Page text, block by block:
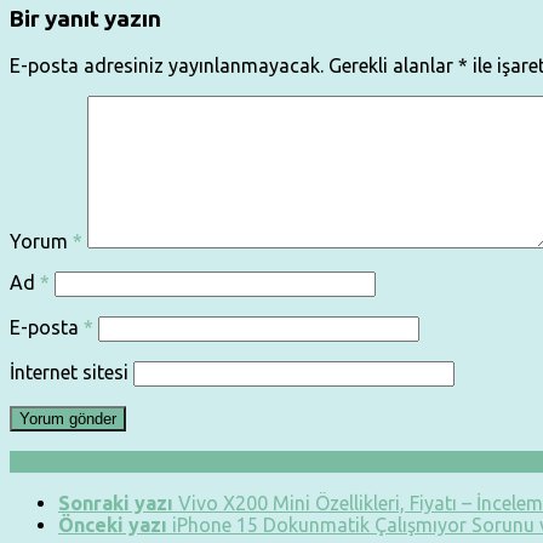
Bir yanıt yazın
E-posta adresiniz yayınlanmayacak. Gerekli alanlar * ile
Yorum *
Ad *
E-posta *
İnternet sitesi
Sonraki yazı Vivo X200 Mini Özellikleri, Fiyatı –
Önceki yazı iPhone 15 Dokunmatik Çalışmıyor Sorunu